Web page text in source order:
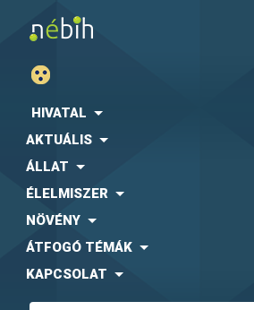
HIVATAL
AKTUÁLIS
ÁLLAT
ÉLELMISZER
NÖVÉNY
ÁTFOGÓ TÉMÁK
KAPCSOLAT